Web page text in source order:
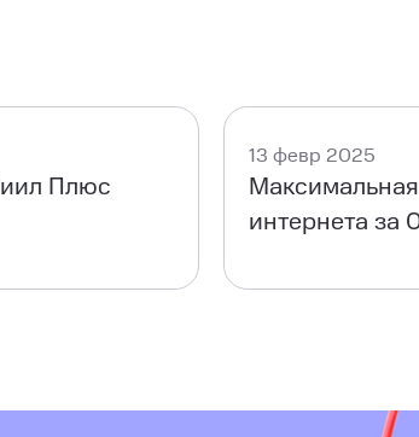
Плюс
13 февр 2025
интернета за